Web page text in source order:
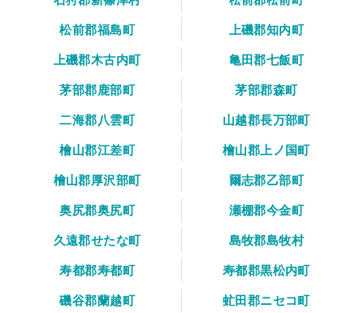
松前郡福島町
上磯郡知内町
上磯郡木古内町
亀田郡七飯町
茅部郡鹿部町
茅部郡森町
二海郡八雲町
山越郡長万部町
檜山郡江差町
檜山郡上ノ国町
檜山郡厚沢部町
爾志郡乙部町
奥尻郡奥尻町
瀬棚郡今金町
久遠郡せたな町
島牧郡島牧村
寿都郡寿都町
寿都郡黒松内町
磯谷郡蘭越町
虻田郡ニセコ町